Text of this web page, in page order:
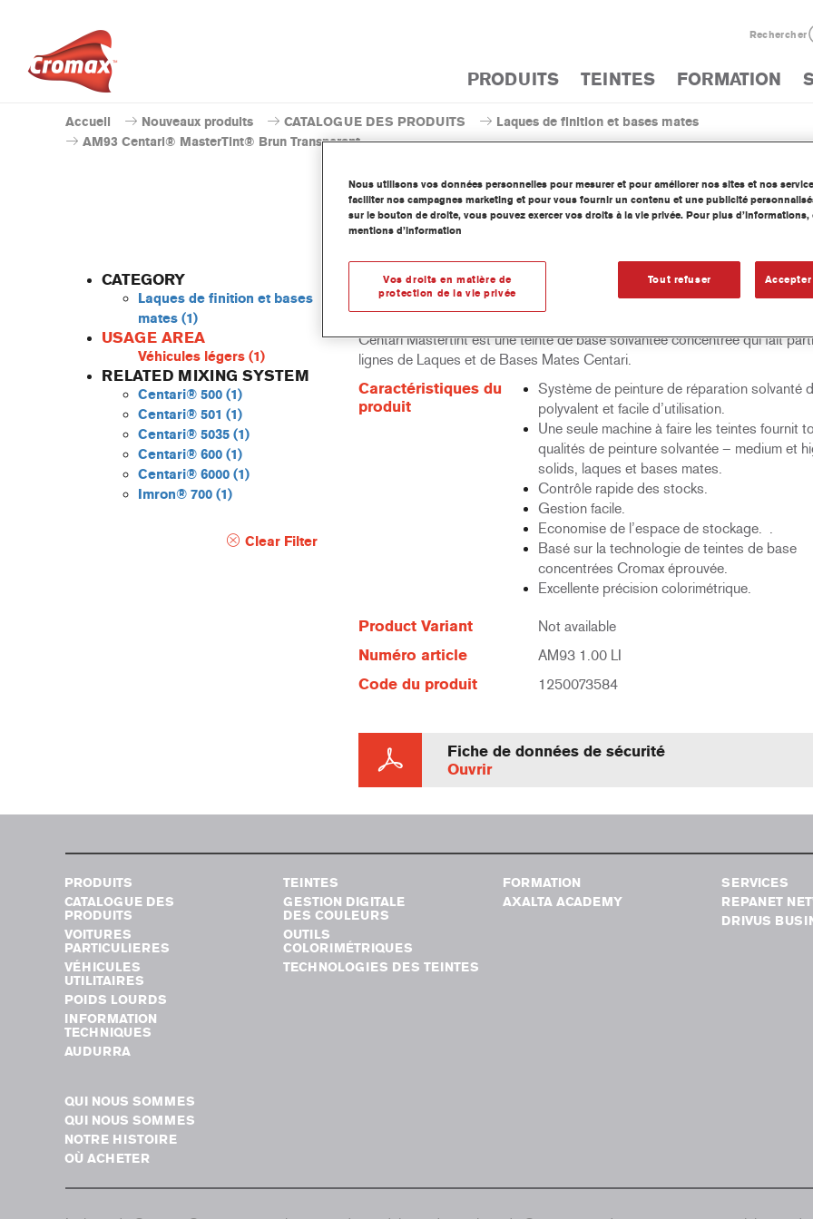
Rechercher
PRODUITS TEINTES FORMATION
Accueil Nouveaux produits CATALOGUE DES PRODUITS
Laques de finition et bases mates
AM93 Centari® MasterTint® Brun Transparent
CATEGORY
Laques de finition et bases
mates (1)
USAGE AREA
Véhicules légers (1)
RELATED MIXING SYSTEM
Centari® 500 (1)
Centari® 501 (1)
Centari® 5035 (1)
Centari® 600 (1)
Centari® 6000 (1)
Imron® 700 (1)
Clear Filter
AM93 Centari®
Centari Mastertint est une teinte de base solvantée concentrée qui fait
lignes de Laques et de Bases Mates Centari.
Caractéristiques du
produit
Système de peinture de réparation solvanté
polyvalent et facile d’utilisation.
Une seule machine à faire les teintes fournit
qualités de peinture solvantée – medium et
solids, laques et bases mates.
Contrôle rapide des stocks.
Gestion facile.
Economise de l’espace de stockage. .
Basé sur la technologie de teintes de base
concentrées Cromax éprouvée.
Excellente précision colorimétrique.
Product Variant Not available
Numéro article AM93 1.00 LI
Code du produit 1250073584
Fiche de données de sécurité
Ouvrir
PRODUITS
CATALOGUE DES
PRODUITS
VOITURES
PARTICULIERES
VÉHICULES
UTILITAIRES
POIDS LOURDS
INFORMATION
TECHNIQUES
AUDURRA
TEINTES
GESTION DIGITALE
DES COULEURS
OUTILS
COLORIMÉTRIQUES
TECHNOLOGIES DES TEINTES
FORMATION
AXALTA ACADEMY
SERVICES
REPANET
DRIVUS
QUI NOUS SOMMES
QUI NOUS SOMMES
NOTRE HISTOIRE
OÙ ACHETER
Nous utilisons vos données personnelles pour mesurer et pour améliorer nos sites et nos
faciliter nos campagnes marketing et pour vous fournir un contenu et une publicité
sur le bouton de droite, vous pouvez exercer vos droits à la vie privée. Pour plus
mentions d’information
Tout refuser
Vos droits en matière de
protection de la vie privée